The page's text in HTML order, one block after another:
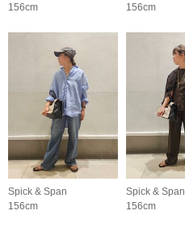
156cm
156cm
Spick & Span
156cm
Spick & Span
156cm